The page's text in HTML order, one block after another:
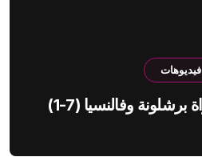
فيديوهات
بالفيديو | ملخص مباراة برشلونة وفالنسيا (7-1)